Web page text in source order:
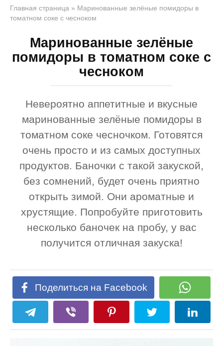
Главная страница » Маринованные зелёные помидоры в
томатном соке с чесноком
Маринованные зелёные
помидоры в томатном соке с
чесноком
Невероятно аппетитные и вкусные
маринованные зелёные помидоры в
томатном соке чесночком. Готовятся
очень просто и из самых доступных
продуктов. Баночки с такой закуской,
без сомнений, будет очень приятно
открыть зимой. Они ароматные и
хрустящие. Попробуйте приготовить
несколько баночек на пробу, у вас
получится отличная закуска!
Поделиться на Facebook